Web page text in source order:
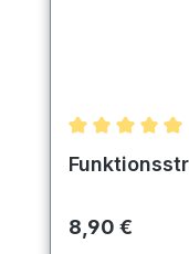
Regulärer
8,90 €